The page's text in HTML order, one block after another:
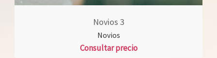
Novios 3
Novios
Consultar precio